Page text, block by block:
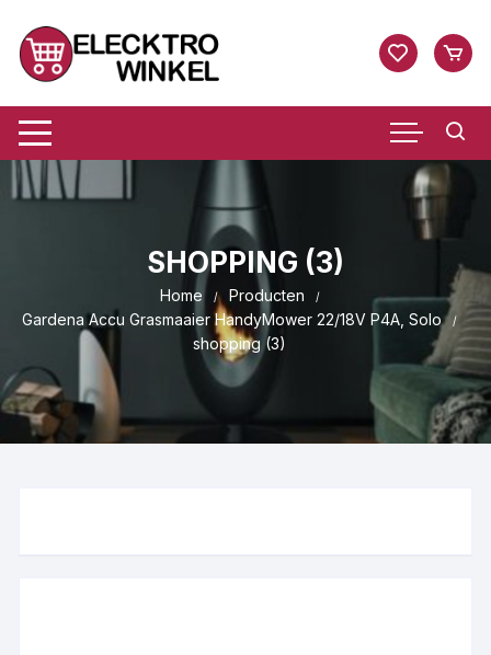
naar
inhoud
SHOPPING (3)
Home
Producten
Gardena Accu Grasmaaier HandyMower 22/18V P4A, Solo
shopping (3)